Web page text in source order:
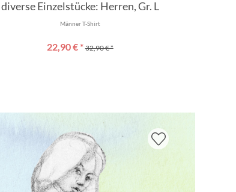
diverse Einzelstücke: Herren, Gr. L
Männer T-Shirt
22,90 € * 32,90 € *